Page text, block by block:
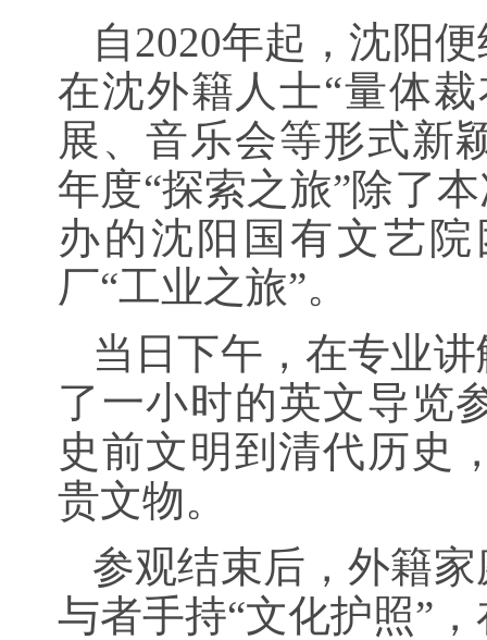
自2020年起，沈阳
在沈外籍人士“量体
展、音乐会等形式新
年度“探索之旅”除了
办的沈阳国有文艺
厂“工业之旅”。
当日下午，在专业
了一小时的英文导览
史前文明到清代历史
贵文物。
参观结束后，外籍
与者手持“文化护照”